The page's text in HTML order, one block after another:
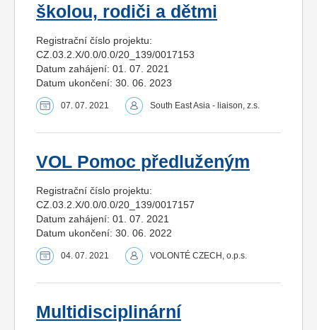
školou, rodiči a dětmi
Registrační číslo projektu:
CZ.03.2.X/0.0/0.0/20_139/0017153
Datum zahájení: 01. 07. 2021
Datum ukončení: 30. 06. 2023
07. 07. 2021 South East Asia - liaison, z.s.
VOL Pomoc předluženým
Registrační číslo projektu:
CZ.03.2.X/0.0/0.0/20_139/0017157
Datum zahájení: 01. 07. 2021
Datum ukončení: 30. 06. 2022
04. 07. 2021 VOLONTÉ CZECH, o.p.s.
Multidisciplinární